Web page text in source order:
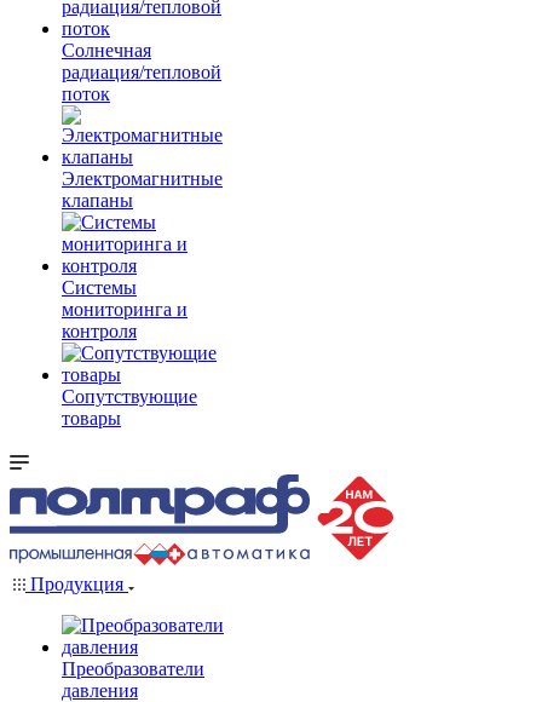
Солнечная
радиация/тепловой
поток
Электромагнитные
клапаны
Системы
мониторинга и
контроля
Сопутствующие
товары
Продукция
Преобразователи
давления